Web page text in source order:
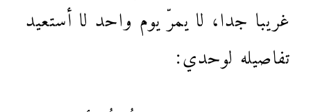
غريبا جدا، لا يمرّ يوم واحد لا أستعيد
تفاصيله لوحدي: